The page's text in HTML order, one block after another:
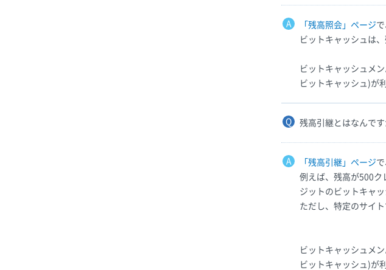
「残高照会」ページ
ビットキャッシュは
ビットキャッシュメ
ビットキャッシュ)が
残高引継とはなんです
「残高引継」ページ
例えば、残高が500ク
ジットのビットキャ
ただし、特定のサイ
ビットキャッシュメ
ビットキャッシュ)が